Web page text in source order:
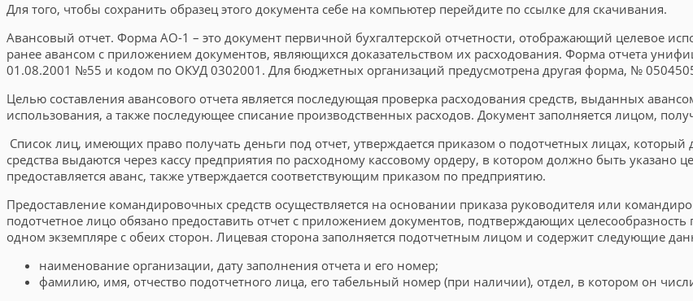
Для того, чтобы сохранить образец этого документа себе на компьютер перейдите по ссылке для скачивания.
Авансовый отчет. Форма АО-1 – это документ первичной бухгалтерской отчетности, отображающий целевое
ранее авансом с приложением документов, являющихся доказательством их расходования. Форма отчета
01.08.2001 №55 и кодом по ОКУД 0302001. Для бюджетных организаций предусмотрена другая форма, №
Целью составления авансового отчета является последующая проверка расходования средств, выданных
использования, а также последующее списание производственных расходов. Документ заполняется лицом,
Список лиц, имеющих право получать деньги под отчет, утверждается приказом о подотчетных лицах,
средства выдаются через кассу предприятия по расходному кассовому ордеру, в котором должно быть указано
предоставляется аванс, также утверждается соответствующим приказом по предприятию.
Предоставление командировочных средств осуществляется на основании приказа руководителя или
подотчетное лицо обязано предоставить отчет с приложением документов, подтверждающих целесообразность
одном экземпляре с обеих сторон. Лицевая сторона заполняется подотчетным лицом и содержит следующие
наименование организации, дату заполнения отчета и его номер;
фамилию, имя, отчество подотчетного лица, его табельный номер (при наличии), отдел, в котором он